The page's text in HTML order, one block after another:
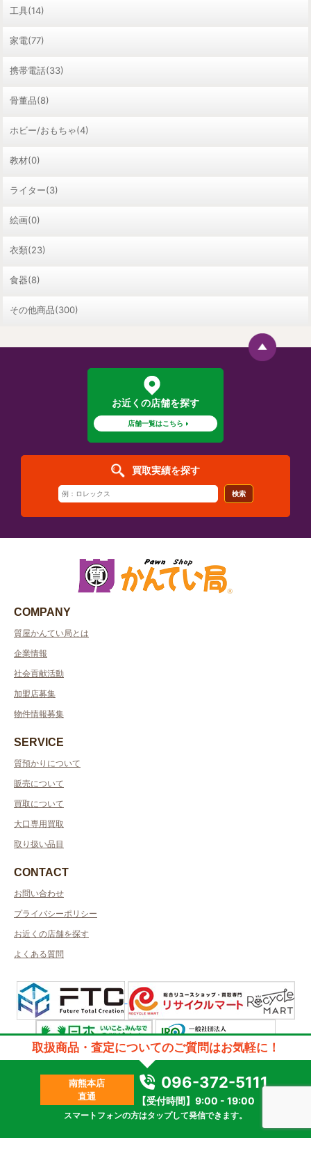
工具(14)
家電(77)
携帯電話(33)
骨董品(8)
ホビー/おもちゃ(4)
教材(0)
ライター(3)
絵画(0)
衣類(23)
食器(8)
その他商品(300)
お近くの店舗を探す
店舗一覧はこちら
買取実績を探す
検索
COMPANY
質屋かんてい局とは
企業情報
社会貢献活動
加盟店募集
物件情報募集
SERVICE
質預かりについて
販売について
買取について
大口専用買取
取り扱い品目
CONTACT
お問い合わせ
プライバシーポリシー
お近くの店舗を探す
よくある質問
許可管轄：熊本県公安委員会
古物商許可番号：第931020001326号／取得者名：株式会社英和実業
2023 © kanteikyoku.jp allrights reseved.
取扱商品・査定についてのご質問はお気軽に！
南熊本店
直通
096-372-5111
【受付時間】9:00 - 19:00
スマートフォンの方はタップして発信できます。